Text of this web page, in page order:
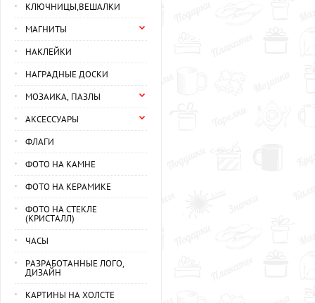
КЛЮЧНИЦЫ,ВЕШАЛКИ
МАГНИТЫ
НАКЛЕЙКИ
НАГРАДНЫЕ ДОСКИ
МОЗАИКА, ПАЗЛЫ
АКСЕССУАРЫ
ФЛАГИ
ФОТО НА КАМНЕ
ФОТО НА КЕРАМИКЕ
ФОТО НА СТЕКЛЕ
(КРИСТАЛЛ)
ЧАСЫ
РАЗРАБОТАННЫЕ ЛОГО,
ДИЗАЙН
КАРТИНЫ НА ХОЛСТЕ